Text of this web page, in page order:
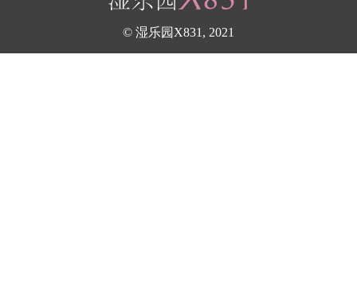
© 湿乐园X831, 2021